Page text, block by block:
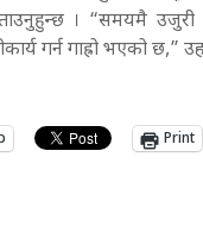
। “समयमै
गर्न गाह्रो भएको छ,”
Print